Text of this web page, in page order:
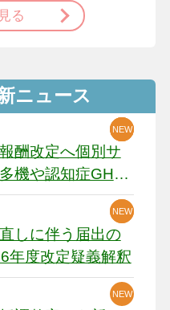
る
ニュース
酬改定へ個別サ
機や認知症GH、
NEW
NEW
NEW
しに伴う届出の
年度改定疑義解釈
NEW
NEW
NEW